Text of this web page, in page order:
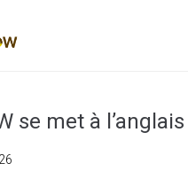
se met à l’anglais